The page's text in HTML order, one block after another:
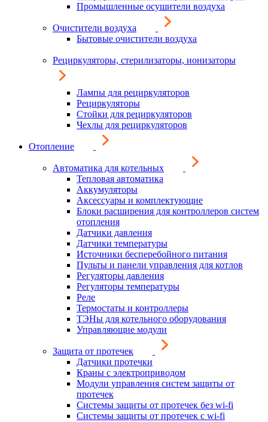
Промышленные осушители воздуха
Очистители воздуха
Бытовые очистители воздуха
Рециркуляторы, стерилизаторы, ионизаторы
Лампы для рециркуляторов
Рециркуляторы
Стойки для рециркуляторов
Чехлы для рециркуляторов
Отопление
Автоматика для котельных
Тепловая автоматика
Аккумуляторы
Аксессуары и комплектующие
Блоки расширения для контроллеров систем
отопления
Датчики давления
Датчики температуры
Источники бесперебойного питания
Пульты и панели управления для котлов
Регуляторы давления
Регуляторы температуры
Реле
Термостаты и контроллеры
ТЭНы для котельного оборудования
Управляющие модули
Защита от протечек
Датчики протечки
Краны с электроприводом
Модули управления систем защиты от
протечек
Системы защиты от протечек без wi-fi
Системы защиты от протечек с wi-fi